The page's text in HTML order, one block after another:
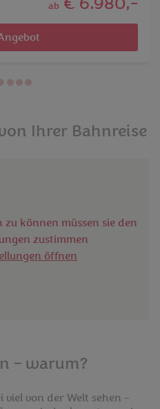
ab € 6.980,-
Ihrer Bahnreise
zu können müssen sie den
zustimmen
öffnen
– warum?
von der Welt sehen –